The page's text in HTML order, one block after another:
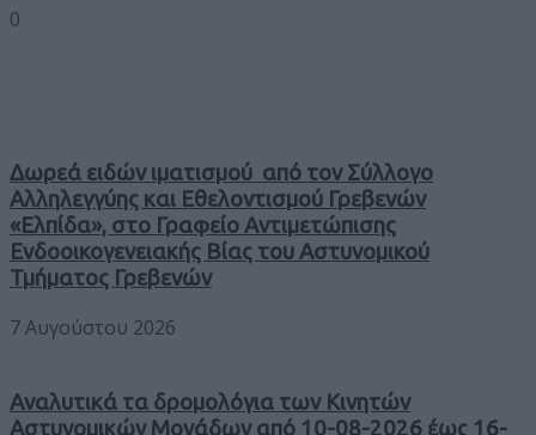
0
Δωρεά ειδών ιματισμού από τον Σύλλογο
Αλληλεγγύης και Εθελοντισμού Γρεβενών
«Ελπίδα», στο Γραφείο Αντιμετώπισης
Ενδοοικογενειακής Βίας του Αστυνομικού
Τμήματος Γρεβενών
7 Αυγούστου 2026
Αναλυτικά τα δρομολόγια των Κινητών
Αστυνομικών Μονάδων από 10-08-2026 έως 16-